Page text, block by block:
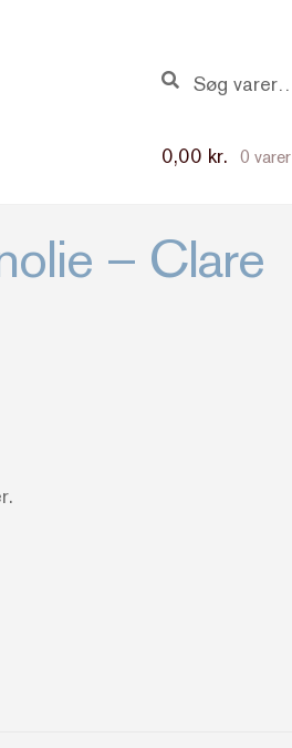
efter:
Søg
0,00 kr. 0 varer
– Clare